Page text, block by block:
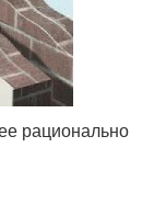
рационально